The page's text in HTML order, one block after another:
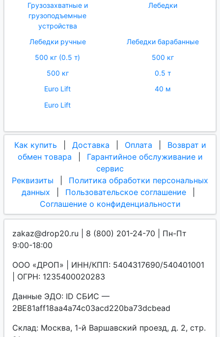
Грузозахватные и
грузоподъемные
устройства
Лебедки
Лебедки ручные
Лебедки барабанные
500 кг (0.5 т)
500 кг
500 кг
0.5 т
Euro Lift
40 м
Euro Lift
Как купить Доставка Оплата
Возврат и
обмен товара
Гарантийное обслуживание и
сервис
Реквизиты
Политика обработки персональных
данных
Пользовательское соглашение
Соглашение о конфиденциальности
zakaz@drop20.ru | 8 (800) 201-24-70 | Пн-Пт
9:00-18:00
ООО «ДРОП» | ИНН/КПП: 5404317690/540401001
| ОГРН: 1235400020283
Данные ЭДО: ID СБИС —
2BE81aff18aa4a74c03acd220ba73dcbead
Склад: Москва, 1-й Варшавский проезд, д. 2, стр.